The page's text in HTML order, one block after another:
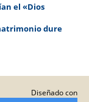
el «Dios
dure
Diseñado con